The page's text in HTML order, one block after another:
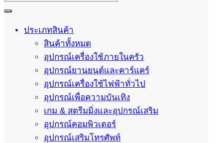
ประเภทสินค้า
สินค้าทั้งหมด
อุปกรณ์เครื่องใช้ภายในครัว
อุปกรณ์ยานยนต์และคาร์แคร์
อุปกรณ์เครื่องใช้ไฟฟ้าทั่วไป
อุปกรณ์เพื่อความบันเทิง
เกม & สตรีมมิ่งและอุปกรณ์เสริม
อุปกรณ์คอมพิวเตอร์
อุปกรณ์เสริมโทรศัพท์